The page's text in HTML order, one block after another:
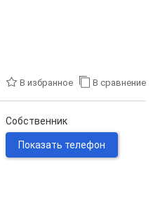
В избранное В сравнение
Собственник
Показать телефон